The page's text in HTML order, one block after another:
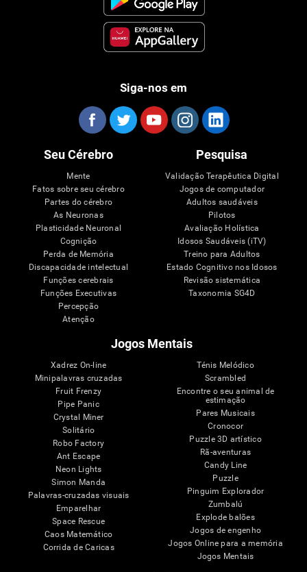
Siga-nos em
Seu Cérebro
Mente
Fatos sobre seu cérebro
Partes do cérebro
As Neuronas
Plasticidade Neuronal
Cognição
Perda de Memória
Discapacidade intelectual
Funções cerebrais
Funções Executivas
Percepção
Atenção
Pesquisa
Validação Terapêutica Digital
Jogos de computador
Adultos saudáveis
Pilotos
Avaliação Holística
Idosos Saudáveis (iTV)
Treino para Adultos
Estado Cognitivo nos Idosos
Revisão sistemática
Taxonomia SG4D
Jogos Mentais
Xadrez On-line
Minipalavras cruzadas
Fruit Frenzy
Pipe Panic
Crystal Miner
Solitário
Robo Factory
Ant Escape
Neon Lights
Simon Manda
Palavras-cruzadas visuais
Emparelhar
Space Rescue
Caos Matemático
Corrida de Caricas
Ténis Melódico
Scrambled
Encontre o seu animal de
estimação
Pares Musicais
Cronocor
Puzzle 3D artístico
Rã-aventuras
Candy Line
Puzzle
Pinguim Explorador
Zumbalú
Explode balões
Jogos de engenho
Jogos Online para a memória
Jogos Mentais